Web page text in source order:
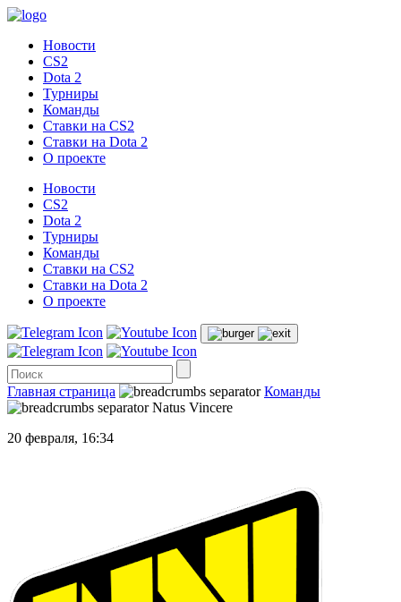
Новости
CS2
Dota 2
Турниры
Команды
Ставки на CS2
Ставки на Dota 2
О проекте
Новости
CS2
Dota 2
Турниры
Команды
Ставки на CS2
Ставки на Dota 2
О проекте
Главная страница
Команды
Natus Vincere
20 февраля, 16:34